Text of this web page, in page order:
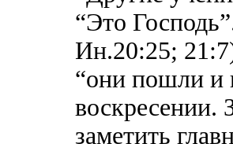
“Это
Ин.20:25;
“они пошли и
воскресении.
заметить